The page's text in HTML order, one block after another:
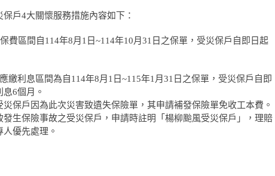
戶4大關懷服務措施內容如下：
費區間自114年8月1日~114年10月31日之保單，受災保戶自即日起
繳利息區間為自114年8月1日~115年1月31日之保單，受災保戶自即
6個月。
保戶因為此次災害致遺失保險單，其申請補發保險單免收工本費。
生保險事故之受災保戶，申請時註明「楊柳颱風受災保戶」，理賠
優先處理。